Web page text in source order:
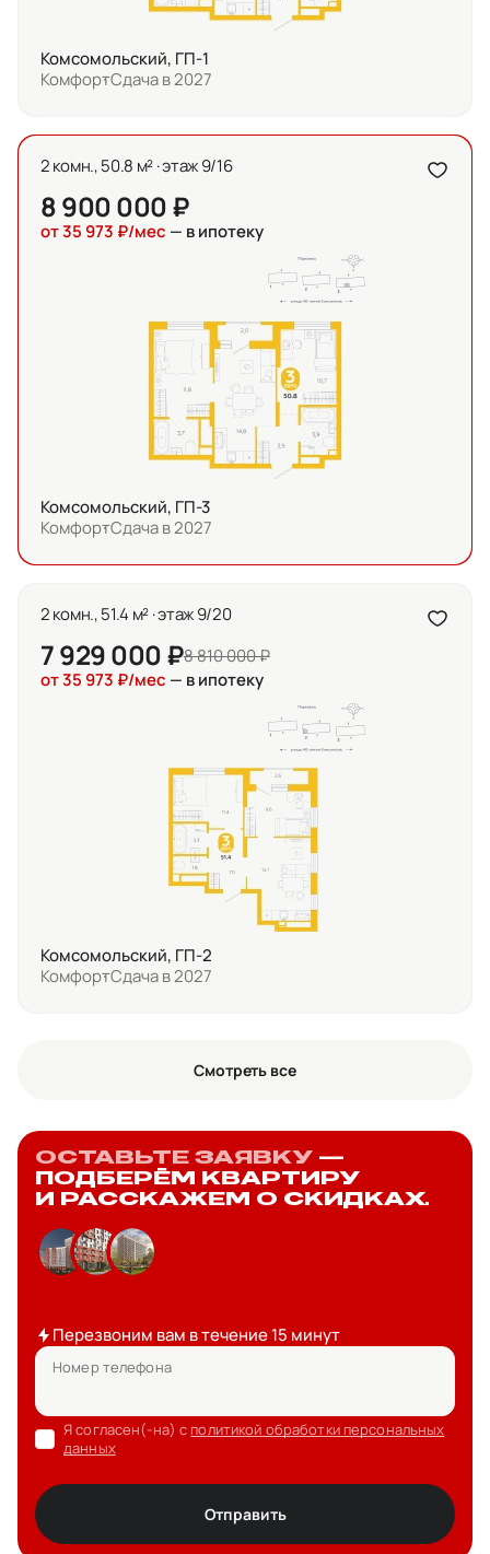
Комсомольский, ГП-1
КомфортСдача в 2027
2 комн., 50.8 м² · этаж 9/16
8 900 000 ₽
от 35 973 ₽/мес — в ипотеку
Комсомольский, ГП-3
КомфортСдача в 2027
2 комн., 51.4 м² · этаж 9/20
7 929 000 ₽8 810 000 ₽
от 35 973 ₽/мес — в ипотеку
Комсомольский, ГП-2
КомфортСдача в 2027
Смотреть все
ОСТАВЬТЕ ЗАЯВКУ —
ПОДБЕРЁМ КВАРТИРУ
И РАССКАЖЕМ О СКИДКАХ.
Перезвоним вам в течение 15 минут
Номер телефона
Я согласен(-на) с политикой обработки персональных
данных
Отправить